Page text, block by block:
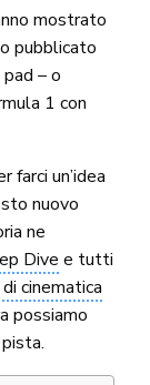
mostrato
pubblicato
– o
1 con
farci un’idea
nuovo
ne
Dive e tutti
cinematica
possiamo